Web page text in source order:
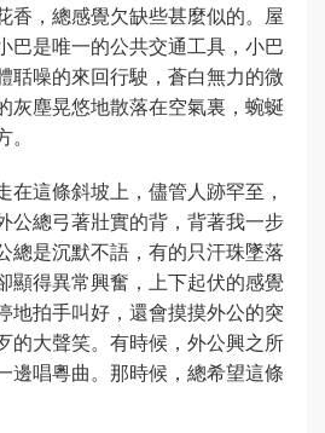
香，總感覺欠缺些甚麼似的。屋
巴是唯一的公共交通工具，小巴
聒噪的來回行駛，蒼白無力的微
灰塵晃悠地散落在空氣裏，蜿蜒
在這條斜坡上，儘管人跡罕至，
公總弓著壯實的背，背著我一步
總是沉默不語，有的只汗珠墜落
顯得異常興奮，上下起伏的感覺
地拍手叫好，還會摸摸外公的突
的大聲笑。有時候，外公興之所
邊唱粵曲。那時候，總希望這條